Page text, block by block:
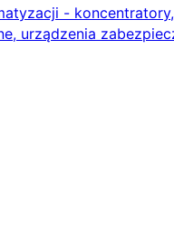
-
urządzenia